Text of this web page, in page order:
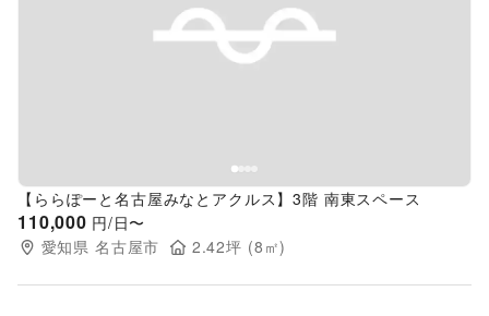
Previous slide
【ららぽーと名古屋みなとアクルス】3階 南東スペース
110,000 円/日〜
愛知県 名古屋市 2.42坪 (8 ㎡)